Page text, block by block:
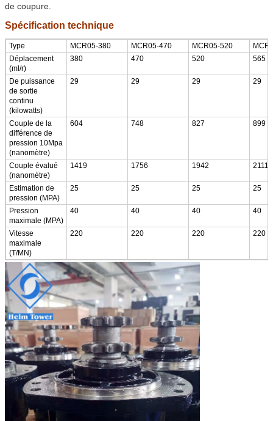
de coupure.
Spécification technique
Type MCR05-380 MCR05-470 MCR05-520
Déplacement
(ml/r)
380 470 520 565
De puissance
de sortie
continu
(kilowatts)
29 29 29 29
Couple de la
différence de
pression 10Mpa
(nanomètre)
604 748 827 899
Couple évalué
(nanomètre)
1419 1756 1942 2111
Estimation de
pression (MPA)
25 25 25 25
Pression
maximale (MPA)
40 40 40 40
Vitesse
maximale
(T/MN)
220 220 220 220